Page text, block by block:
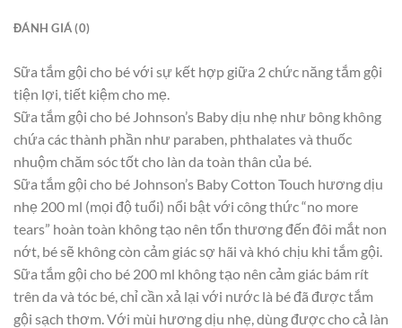
ĐÁNH GIÁ (0)
Sữa tắm gội cho bé với sự kết hợp giữa 2 chức năng tắm gội
tiện lợi, tiết kiệm cho mẹ.
Sữa tắm gội cho bé Johnson’s Baby dịu nhẹ như bông không
chứa các thành phần như paraben, phthalates và thuốc
nhuộm chăm sóc tốt cho làn da toàn thân của bé.
Sữa tắm gội cho bé Johnson’s Baby Cotton Touch hương dịu
nhẹ 200 ml (mọi độ tuổi) nổi bật với công thức “no more
tears” hoàn toàn không tạo nên tổn thương đến đôi mắt non
nớt, bé sẽ không còn cảm giác sợ hãi và khó chịu khi tắm gội.
Sữa tắm gội cho bé 200 ml không tạo nên cảm giác bám rít
trên da và tóc bé, chỉ cần xả lại với nước là bé đã được tắm
gội sạch thơm. Với mùi hương dịu nhẹ, dùng được cho cả làn